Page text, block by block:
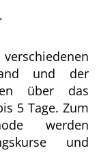
und der
über das
5 Tage. Zum
werden
und